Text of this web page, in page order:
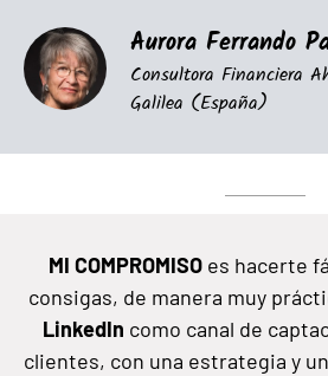
Aurora Ferrando
Consultora Financiera
Galilea (España)
MI COMPROMISOes hacerte
consigas, de manera muy
LinkedIn como canal de
clientes, con una estrategia y un